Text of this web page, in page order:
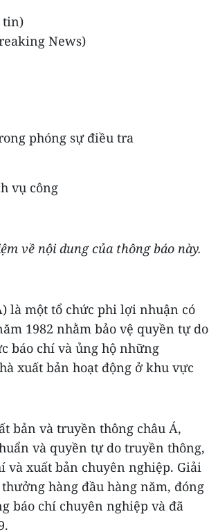
tin)
News)
phóng sự điều tra
vụ công
về nội dung của thông báo này.
là một tổ chức phi lợi nhuận có
1982 nhằm bảo vệ quyền tự do
báo chí và ủng hộ những
xuất bản hoạt động ở khu vực
bản và truyền thông châu Á,
và quyền tự do truyền thông,
và xuất bản chuyên nghiệp. Giải
hàng đầu hàng năm, đóng
báo chí chuyên nghiệp và đã